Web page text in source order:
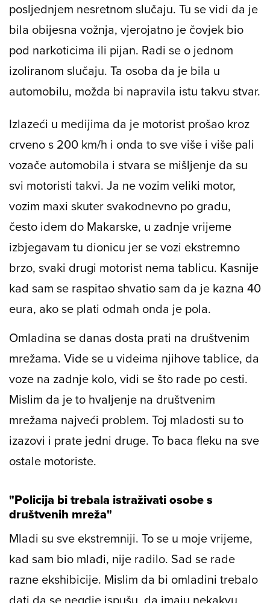
posljednjem nesretnom slučaju. Tu se vidi da je
bila obijesna vožnja, vjerojatno je čovjek bio
pod narkoticima ili pijan. Radi se o jednom
izoliranom slučaju. Ta osoba da je bila u
automobilu, možda bi napravila istu takvu stvar.
Izlazeći u medijima da je motorist prošao kroz
crveno s 200 km/h i onda to sve više i više pali
vozače automobila i stvara se mišljenje da su
svi motoristi takvi. Ja ne vozim veliki motor,
vozim maxi skuter svakodnevno po gradu,
često idem do Makarske, u zadnje vrijeme
izbjegavam tu dionicu jer se vozi ekstremno
brzo, svaki drugi motorist nema tablicu. Kasnije
kad sam se raspitao shvatio sam da je kazna 40
eura, ako se plati odmah onda je pola.
Omladina se danas dosta prati na društvenim
mrežama. Vide se u videima njihove tablice, da
voze na zadnje kolo, vidi se što rade po cesti.
Mislim da je to hvaljenje na društvenim
mrežama najveći problem. Toj mladosti su to
izazovi i prate jedni druge. To baca fleku na sve
ostale motoriste.
"Policija bi trebala istraživati osobe s
društvenih mreža"
Mladi su sve ekstremniji. To se u moje vrijeme,
kad sam bio mlađi, nije radilo. Sad se rade
razne ekshibicije. Mislim da bi omladini trebalo